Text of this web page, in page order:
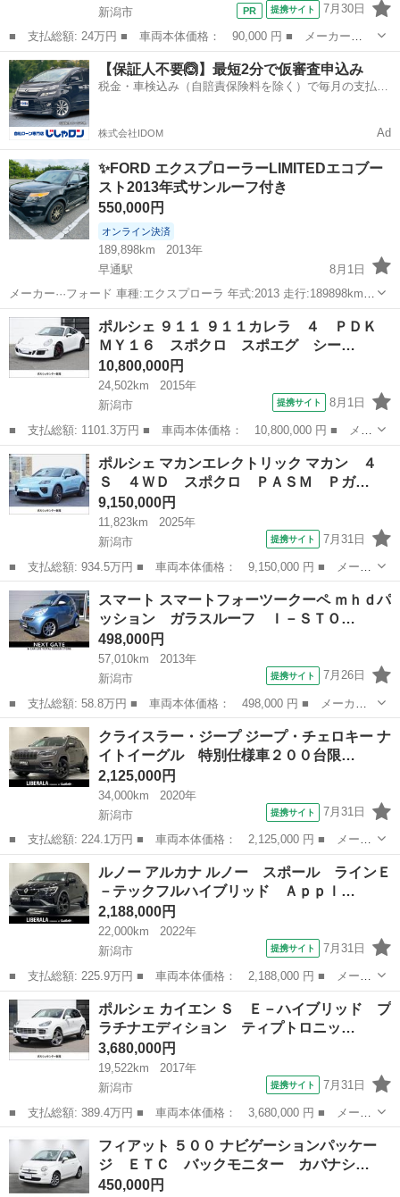
コ
新潟市
提携サイト 7月30日
■ 支払総額: 24万円 ■ 車両本体価格： 90,000 円 ■ メーカー
名： スズキ ■ 車種名： スペーシア ■ グレード名： Ｘ ■ 排
気量： 660cc ■ ドア枚数： 5D ■ ミッション： CVT ■ 店舗P...
新潟 新潟市 その他 スペーシア
【保証人不要🙆】最短2分で仮審査申込み
税金・車検込み（自賠責保険料を除く）で毎月の支払額
株式会社IDOM Ad
✨FORD エクスプローラーLIMITEDエコブー
スト2013年式サンルーフ付き
550,000円
オンライン決済
189,898km
2013年
早通駅
8月1日
メーカー···フォード 車種:エクスプローラ 年式:2013 走行:189898km
グレード·· エコブーストリミテッド 駆動:2WD 排気量:2000 シフト:AT
型式···ABA-1FMHK9 色....ブラック 修...
新潟 新潟市
ポルシェ ９１１ ９１１カレラ ４ ＰＤＫ
ＭＹ１６ スポクロ スポエグ シー…
10,800,000円
24,502km
2015年
新潟市
提携サイト 8月1日
■ 支払総額: 1101.3万円 ■ 車両本体価格： 10,800,000 円 ■ メー
カー名： ポルシェ ■ 車種名： ９１１ ■ グレード名： ９１１
カレラ ４ ＰＤＫ ＭＹ１６ スポクロ スポエグ シートヒータ
ー ■...
新潟 新潟市
ポルシェ マカンエレクトリック マカン ４
Ｓ ４ＷＤ スポクロ ＰＡＳＭ Ｐガ…
9,150,000円
11,823km
2025年
新潟市
提携サイト 7月31日
■ 支払総額: 934.5万円 ■ 車両本体価格： 9,150,000 円 ■ メーカ
ー名： ポルシェ ■ 車種名： マカンエレクトリック ■ グレード
名： マカン ４Ｓ ４ＷＤ スポクロ ＰＡＳＭ Ｐガラス リア
アクスル...
新潟 新潟市 その他
スマート スマートフォーツークーペ ｍｈｄパ
ッション ガラスルーフ Ｉ－ＳＴＯ…
498,000円
57,010km
2013年
新潟市
提携サイト 7月26日
■ 支払総額: 58.8万円 ■ 車両本体価格： 498,000 円 ■ メーカー
名： スマート ■ 車種名： スマートフォーツークーペ ■ グレー
ド名： ｍｈｄパッション ガラスルーフ Ｉ－ＳＴＯＰ アップル
カープレイ ...
新潟 新潟市 その他
クライスラー・ジープ ジープ・チェロキー ナ
イトイーグル 特別仕様車２００台限…
2,125,000円
34,000km
2020年
新潟市
提携サイト 7月31日
■ 支払総額: 224.1万円 ■ 車両本体価格： 2,125,000 円 ■ メーカ
ー名： クライスラー・ジープ ■ 車種名： ジープ・チェロキー
■ グレード名： ナイトイーグル 特別仕様車２００台限定 グロス
ブラック...
新潟 新潟市 その他
ルノー アルカナ ルノー スポール ラインＥ
－テックフルハイブリッド Ａｐｐｌ…
2,188,000円
22,000km
2022年
新潟市
提携サイト 7月31日
■ 支払総額: 225.9万円 ■ 車両本体価格： 2,188,000 円 ■ メーカ
ー名： ルノー ■ 車種名： アルカナ ■ グレード名： ルノー
スポール ラインＥ－テックフルハイブリッド Ａｐｐｌｅ Ｃａｒ
Ｐｌａｙ...
新潟 新潟市
ポルシェ カイエン Ｓ Ｅ－ハイブリッド プ
ラチナエディション ティプトロニッ…
3,680,000円
19,522km
2017年
新潟市
提携サイト 7月31日
■ 支払総額: 389.4万円 ■ 車両本体価格： 3,680,000 円 ■ メーカ
ー名： ポルシェ ■ 車種名： カイエン ■ グレード名： Ｓ Ｅ
－ハイブリッド プラチナエディション ティプトロニックＳ ４Ｗ
Ｄ サン...
新潟市
フィアット ５００ ナビゲーションパッケー
ジ ＥＴＣ バックモニター カバナシ…
450,000円